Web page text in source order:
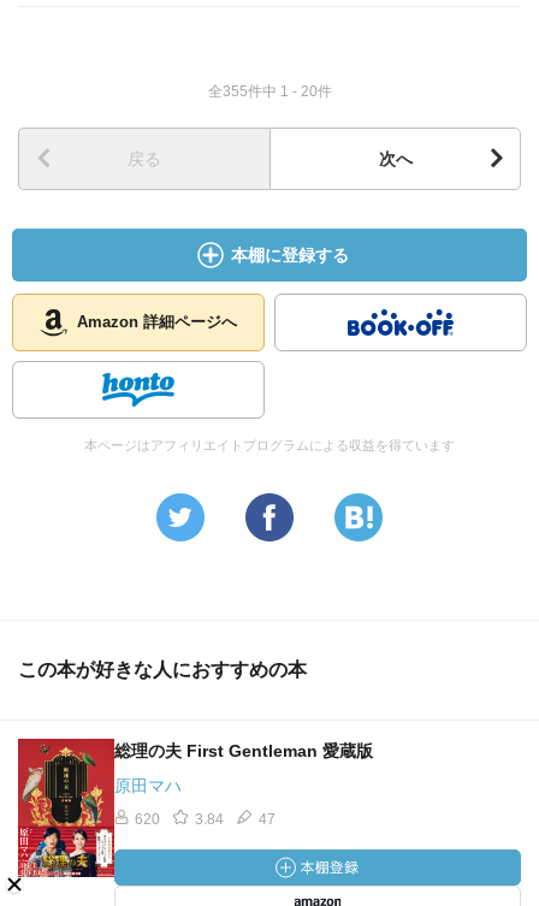
全355件中 1 - 20件
戻る 次へ
本棚に登録する
Amazon 詳細ページへ
本ページはアフィリエイトプログラムによる収益を得ています
この本が好きな人におすすめの本
総理の夫 First Gentleman 愛蔵版
原田マハ
620 3.84 47